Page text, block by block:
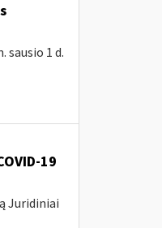
sausio 1 d.
19
Juridiniai